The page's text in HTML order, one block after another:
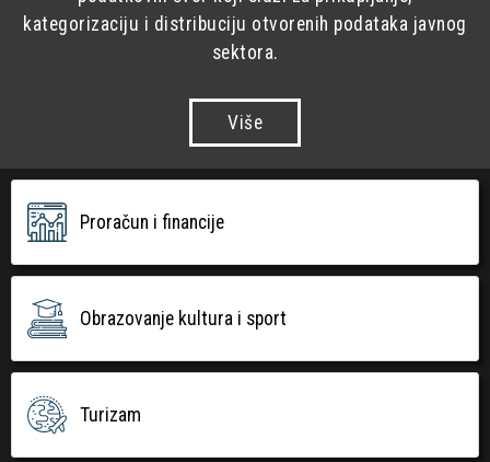
kategorizaciju i distribuciju otvorenih podataka javnog
sektora.
Više
Proračun i financije
Obrazovanje kultura i sport
Turizam